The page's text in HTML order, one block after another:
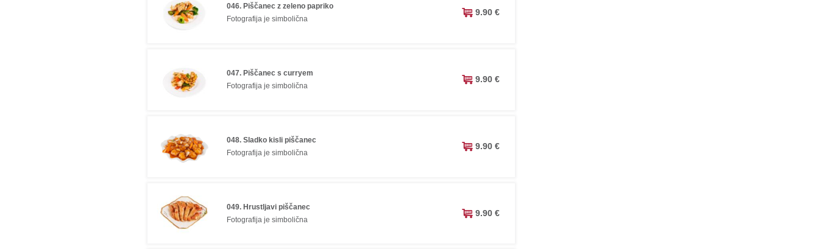
046. Piščanec z zeleno papriko
Fotografija je simbolična
9.90 €
047. Piščanec s curryem
Fotografija je simbolična
9.90 €
048. Sladko kisli piščanec
Fotografija je simbolična
9.90 €
049. Hrustljavi piščanec
Fotografija je simbolična
9.90 €